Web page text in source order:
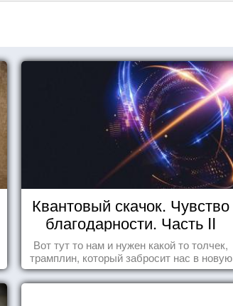
Квантовый скачок. Чувство
благодарности. Часть II
Вот тут то нам и нужен какой то толчек,
трамплин, который забросит нас в новую
реальность. БЛАГОДАРНОСТЬ.